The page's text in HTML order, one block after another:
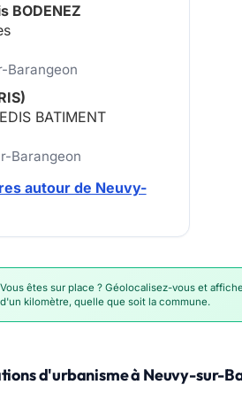
BODENEZ
Barangeon
BATIMENT
Barangeon
autour de Neuvy-
Vous êtes sur place ? Géolocalisez-vous et
d'un kilomètre, quelle que soit la commune.
d'urbanisme à Neuvy-sur-